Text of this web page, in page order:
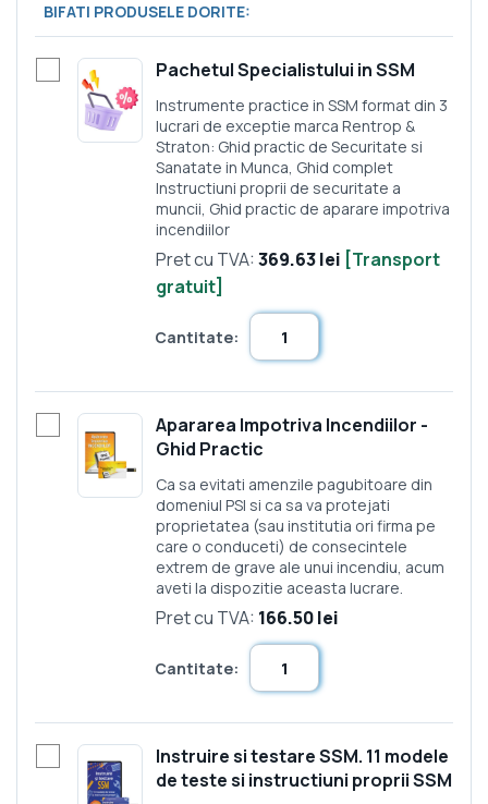
BIFATI PRODUSELE DORITE:
Pachetul Specialistului in SSM
Instrumente practice in SSM format din 3
lucrari de exceptie marca Rentrop &
Straton: Ghid practic de Securitate si
Sanatate in Munca, Ghid complet
Instructiuni proprii de securitate a
muncii, Ghid practic de aparare impotriva
incendiilor
Pret cu TVA:369.63 lei [Transport
gratuit]
Cantitate:
Apararea Impotriva Incendiilor -
Ghid Practic
Ca sa evitati amenzile pagubitoare din
domeniul PSI si ca sa va protejati
proprietatea (sau institutia ori firma pe
care o conduceti) de consecintele
extrem de grave ale unui incendiu, acum
aveti la dispozitie aceasta lucrare.
Pret cu TVA: 166.50 lei
Cantitate:
Instruire si testare SSM. 11 modele
de teste si instructiuni proprii SSM